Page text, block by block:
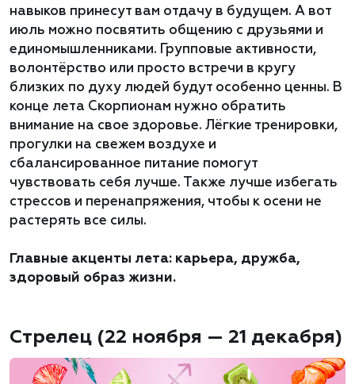
навыков принесут вам отдачу в будущем. А вот
июль можно посвятить общению с друзьями и
единомышленниками. Групповые активности,
волонтёрство или просто встречи в кругу
близких по духу людей будут особенно ценны. В
конце лета Скорпионам нужно обратить
внимание на свое здоровье. Лёгкие тренировки,
прогулки на свежем воздухе и
сбалансированное питание помогут
чувствовать себя лучше. Также лучше избегать
стрессов и перенапряжения, чтобы к осени не
растерять все силы.
Главные акценты лета: карьера, дружба,
здоровый образ жизни.
Стрелец (22 ноября — 21 декабря)